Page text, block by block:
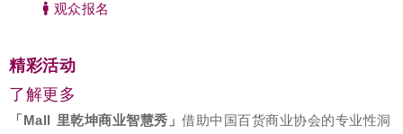
观众报名
精彩活动
了解更多
「Mall 里乾坤商业智慧秀 」 借助中国百货商业协会的专业性洞